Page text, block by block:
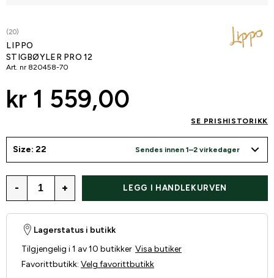
(20)
LIPPO
STIGBØYLER PRO 12
Art. nr 820458-70
kr 1 559,00
SE PRISHISTORIKK
Size: 22 Sendes innen 1–2 virkedager
- + LEGG I HANDLEKURVEN
Lagerstatus i butikk
Tilgjengelig i 1 av 10 butikker Visa butiker
Favorittbutikk: Velg favorittbutikk